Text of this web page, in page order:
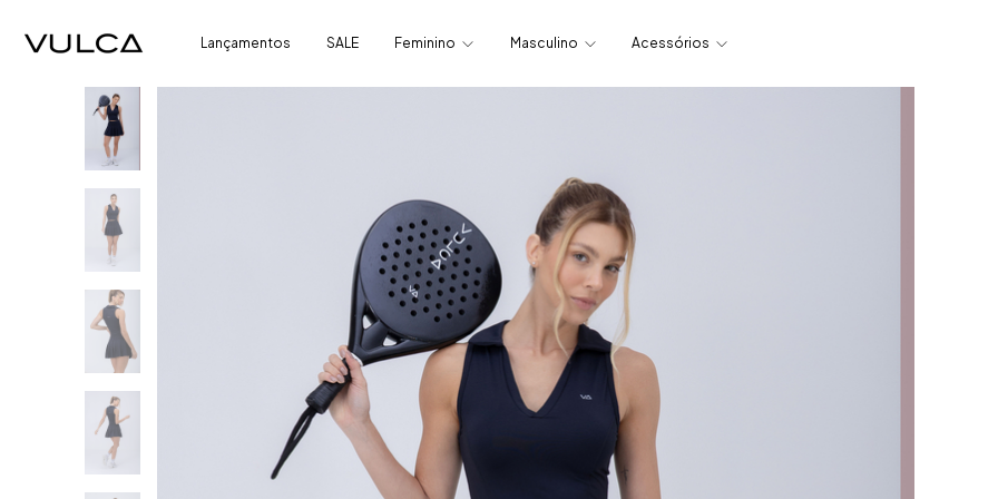
Lançamentos SALE Feminino Masculino Acessórios